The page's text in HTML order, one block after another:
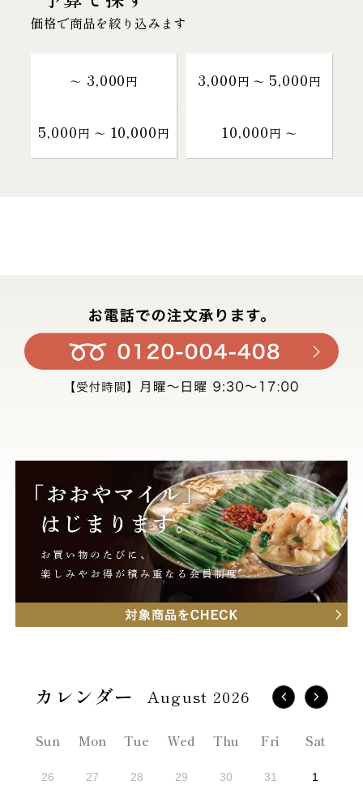
価格で商品を絞り込みます
～ 3,000円 3,000円 〜 5,000円
5,000円 〜 10,000円 10,000円 〜
August 2026
Sun Mon Tue Wed Thu Fri Sat
26 27 28 29 30 31 1